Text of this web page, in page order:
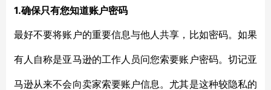
1.确保只有您知道账户密码
最好不要将账户的重要信息与他人共享，比如密码。如果
有人自称是亚马逊的工作人员问您索要账户密码。切记亚
马逊从来不会向卖家索要账户信息。尤其是这种较隐私的